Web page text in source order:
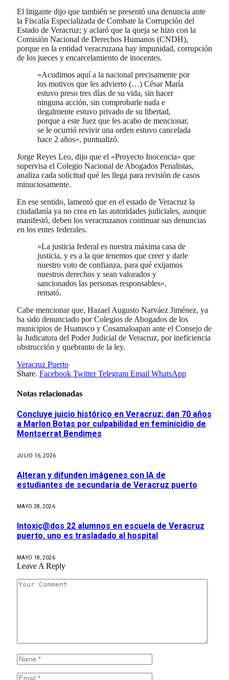
El litigante dijo que también se presentó una denuncia ante
la Fiscalía Especializada de Combate la Corrupción del
Estado de Veracruz; y aclaró que la queja se hizo con la
Comisión Nacional de Derechos Humanos (CNDH),
porque en la entidad veracruzana hay impunidad, corrupción
de los jueces y encarcelamiento de inocentes.
«Acudimos aquí a la nacional precisamente por
los motivos que les advierto (…) César María
estuvo preso tres días de su vida, sin hacer
ninguna acción, sin comprobarle nada e
ilegalmente estuvo privado de su libertad,
porque a este Juez que les acabo de mencionar,
se le ocurrió revivir una orden estuvo cancelada
hace 2 años», puntualizó.
Jorge Reyes Leo, dijo que el «Proyecto Inocencia» que
supervisa el Colegio Nacional de Abogados Penalistas,
analiza cada solicitud qué les llega para revisión de casos
minuciosamente.
En ese sentido, lamentó que en el estado de Veracruz la
ciudadanía ya no crea en las autoridades judiciales, aunque
manifestó, deben los veracruzanos continuar sus denuncias
en los entes federales.
«La justicia federal es nuestra máxima casa de
justicia, y es a la que tenemos que creer y darle
nuestro voto de confianza, para qué exijamos
nuestros derechos y sean valorados y
sancionados las personas responsables»,
remató.
Cabe mencionar que, Hazael Augusto Narváez Jiménez, ya
ha sido denunciado por Colegios de Abogados de los
municipios de Huatusco y Cosamaloapan ante el Consejo de
la Judicatura del Poder Judicial de Veracruz, por ineficiencia
obstrucción y quebranto de la ley.
Veracruz Puerto
Share. Facebook Twitter Telegram Email WhatsApp
Notas relacionadas
Concluye juicio histórico en Veracruz; dan 70 años
a Marlon Botas por culpabilidad en feminicidio de
Montserrat Bendimes
JULIO 16, 2026
Alteran y difunden imágenes con IA de
estudiantes de secundaria de Veracruz puerto
MAYO 28, 2026
Intoxic@dos 22 alumnos en escuela de Veracruz
puerto, uno es trasladado al hospital
MAYO 18, 2026
Leave A Reply